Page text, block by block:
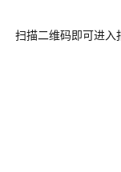
扫描二维码即可进入